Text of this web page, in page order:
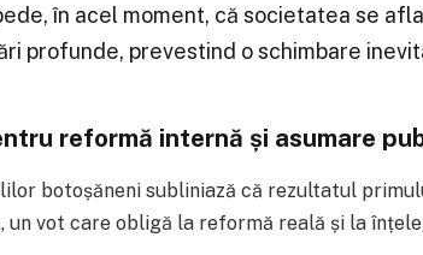
în acel moment, că societatea se
profunde, prevestind o schimbare
reformă internă și asumare
botoșăneni subliniază că rezultatul
un vot care obligă la reformă reală și la